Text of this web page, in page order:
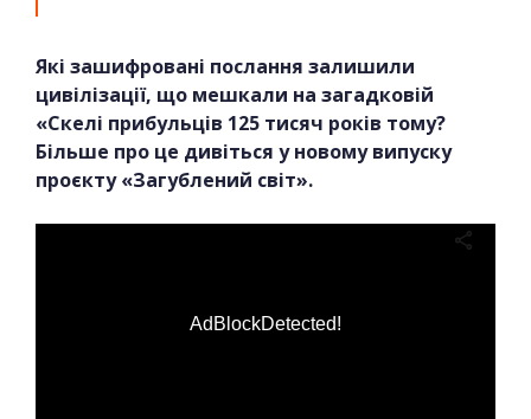
Які зашифровані послання залишили
цивілізації, що мешкали на загадковій
«Скелі прибульців 125 тисяч років тому?
Більше про це дивіться у новому випуску
проєкту «Загублений світ».
AdBlockDetected!